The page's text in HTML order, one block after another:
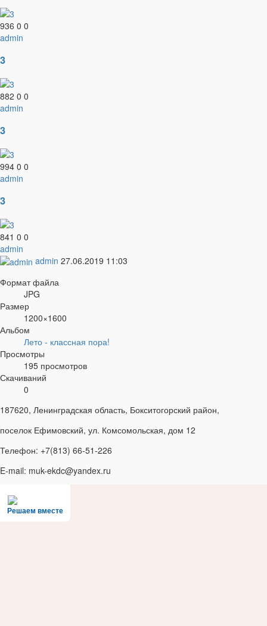
936 0 0
admin
3
882 0 0
admin
3
994 0 0
admin
3
841 0 0
admin
admin 27.06.2019 11:03
Формат файла
JPG
Размер
1200×1600
Альбом
Лето - классная пора!
Просмотры
195 просмотров
Скачиваний
0
187620, Ленинградская область, Бокситогорский район,
поселок Ефимовский, ул. Комсомольская, дом 12
Телефон: +7(813) 66-51-226
E-mail: muk-ekdc@yandex.ru
Решаем вместе